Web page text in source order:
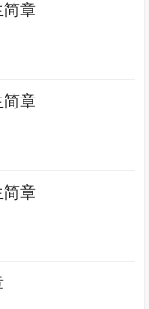
简章
简章
简章